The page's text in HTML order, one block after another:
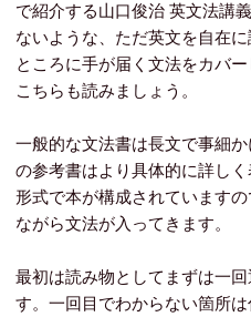
で紹介する山口俊治 英文法講
ないような、ただ英文を自在
ところに手が届く文法をカバ
こちらも読みましょう。
一般的な文法書は長文で事細
の参考書はより具体的に詳し
形式で本が構成されています
ながら文法が入ってきます。
最初は読み物としてまずは一
す。一回目でわからない箇所